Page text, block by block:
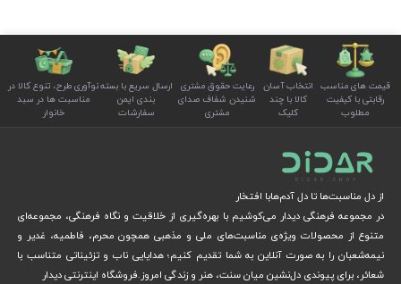
قیمت های مناسب
رقابتی با کیفیت
مطلوب
انتخاب آسان
کالا با چند
کلیک
رعایت حقوق مشتری
شنیدن شفاف صدای
مشتری
ارسال سریع با بسته
بندی ایمن
سفارشات
نوآوری طرح، تنوع کالا در
مناسبت ها در سبد
خانوار
از دل مناسبت‌ها تا دل آدم‌هابا افتخار
در مجموعه فرهنگی دیدار می‌کوشیم با بهره‌گیری از خلاقیت و نگاه فرهنگی، مجموعه‌ای
متنوع از محصولات ویژه‌ی مناسبت‌های ملی و مذهبی همچون محرم، فاطمیه، غدیر و
نیمه‌شعبان را به صورت آنلاین به شما تقدیم کنیم؛ هدایایی ناب و تزئیناتی متناسب با
شعائر، برای پیوندی دل‌نشین میان سنت، هنر و زندگی امروز.فروشگاه اینترنتی دیدار